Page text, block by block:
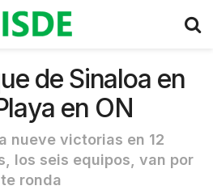
de Sinaloa en
en ON
nueve victorias en 12
los seis equipos, van por
ronda